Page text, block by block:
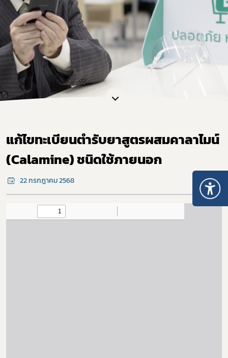
แก้ไขทะเบียนตำรับยาสูตรผสมคาลาไมน์
(Calamine) ชนิดใช้ภายนอก
22 กรกฎาคม 2568